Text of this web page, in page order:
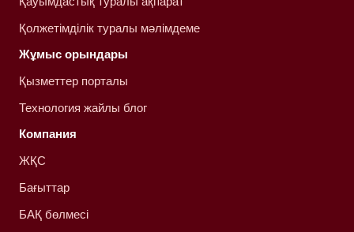
Қолжетімділік туралы мәлімдеме
Жұмыс орындары
Қызметтер порталы
Технология жайлы блог
Компания
ЖҚС
Бағыттар
БАҚ бөлмесі